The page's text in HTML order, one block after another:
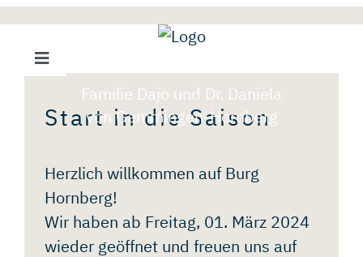
Skip
content
Familie Dajo und Dr. Daniela
von Gemmingen-Hornberg
Toggle
Navigation
ÖFFNUNGSZEITEN
/
BURGSHOP
ERLEBNISWELT
Start in die Saison
Herzlich willkommen auf Burg
Hornberg!
Wir haben ab Freitag, 01. März 2024
wieder geöffnet und freuen uns auf